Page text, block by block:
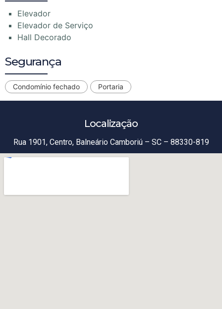
Elevador
Elevador de Serviço
Hall Decorado
Segurança
Condomínio fechado Portaria
Localização
Rua 1901, Centro, Balneário Camboriú – SC – 88330-819